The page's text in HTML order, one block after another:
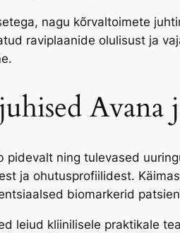
nagu kõrvaltoimete
raviplaanide olulisust ja
Avana
pidevalt ning tulevased
ja ohutusprofiilidest.
biomarkerid
leiud kliinilisele praktikale